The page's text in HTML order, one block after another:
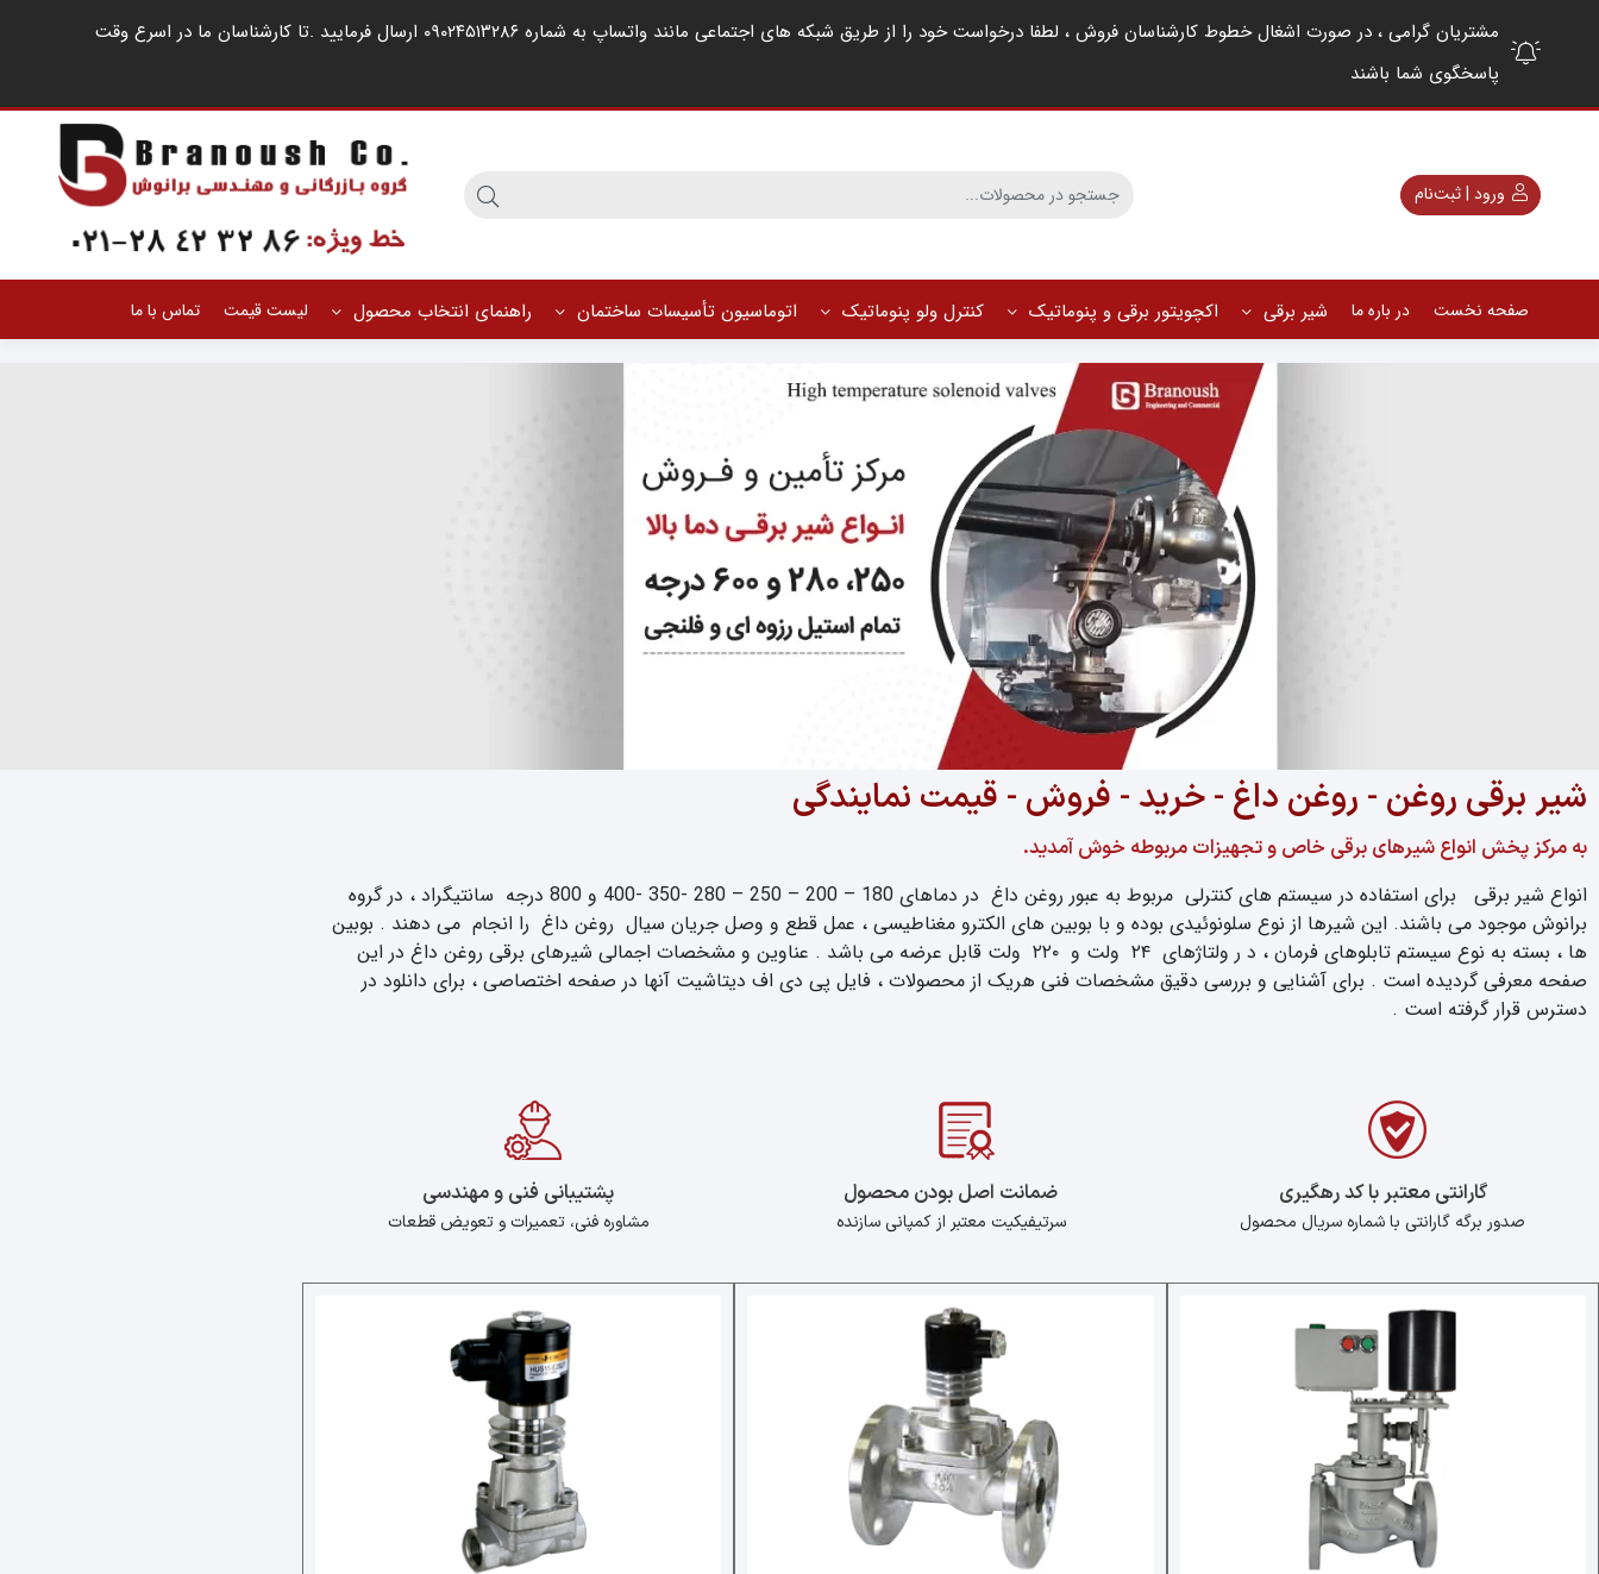
مشتریان گرامی ، در صورت اشغال خطوط کارشناسان فروش ، لطفا درخواست خود را از طریق شبکه های اجتماعی مانند واتساپ به شماره ۰۹۰۲۴۵۱۳۲۸۶ ارسال فرمایید .‌تا کارشناسان ما در اسرع وقت
پاسخگوی شما باشند
ورود | ثبت‌نام
صفحه نخست در باره ما شیر برقی اکچویتور برقی و پنوماتیک کنترل ولو پنوماتیک اتوماسیون تأسیسات ساختمان راهنمای انتخاب محصول لیست قیمت تماس با ما
شیر برقی روغن - روغن داغ - خرید - فروش - قیمت نمایندگی
به مرکز پخش انواع شیرهای برقی خاص و تجهیزات مربوطه خوش آمدید.
انواع شیر برقی برای استفاده در سیستم های کنترلی مربوط به عبور روغن داغ در دماهای 180 – 200 – 250 – 280 -350 -400 و 800 درجه سانتیگراد ، در گروه
برانوش موجود می باشند. این شیرها از نوع سلونوئیدی بوده و با بوبین های الکترو مغناطیسی ، عمل قطع و وصل جریان سیال روغن داغ را انجام می دهند . بوبین
ها ، بسته به نوع سیستم تابلوهای فرمان ، د ر ولتاژهای ۲۴ ولت و ۲۲۰ ولت قابل عرضه می باشد . عناوین و مشخصات اجمالی شیرهای برقی روغن داغ در این
صفحه معرفی گردیده است . برای آشنایی و بررسی دقیق مشخصات فنی هریک از محصولات ، فایل پی دی اف دیتاشیت آنها در صفحه اختصاصی ، برای دانلود در
دسترس قرار گرفته است .
گارانتی معتبر با کد رهگیری
صدور برگه گارانتی با شماره سریال محصول
ضمانت اصل بودن محصول
سرتیفیکیت معتبر از کمپانی سازنده
پشتیبانی فنی و مهندسی
مشاوره فنی، تعمیرات و تعویض قطعات